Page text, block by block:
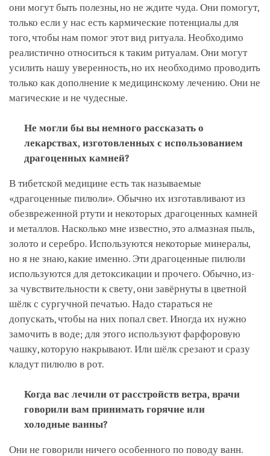
они могут быть полезны, но не ждите чуда. Они помогут,
только если у нас есть кармические потенциалы для
того, чтобы нам помог этот вид ритуала. Необходимо
реалистично относиться к таким ритуалам. Они могут
усилить нашу уверенность, но их необходимо проводить
только как дополнение к медицинскому лечению. Они не
магические и не чудесные.
Не могли бы вы немного рассказать о
лекарствах, изготовленных с использованием
драгоценных камней?
В тибетской медицине есть так называемые
«драгоценные пилюли». Обычно их изготавливают из
обезвреженной ртути и некоторых драгоценных камней
и металлов. Насколько мне известно, это алмазная пыль,
золото и серебро. Используются некоторые минералы,
но я не знаю, какие именно. Эти драгоценные пилюли
используются для детоксикации и прочего. Обычно, из-
за чувствительности к свету, они завёрнуты в цветной
шёлк с сургучной печатью. Надо стараться не
допускать, чтобы на них попал свет. Иногда их нужно
замочить в воде; для этого используют фарфоровую
чашку, которую накрывают. Или шёлк срезают и сразу
кладут пилюлю в рот.
Когда вас лечили от расстройств ветра, врачи
говорили вам принимать горячие или
холодные ванны?
Они не говорили ничего особенного по поводу ванн.